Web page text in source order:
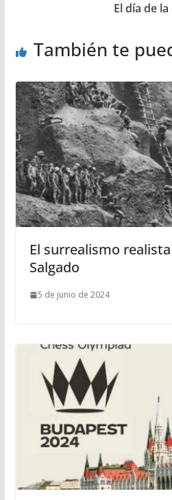
El día de
También te
El surrealismo
Salgado
5 de junio de 2024